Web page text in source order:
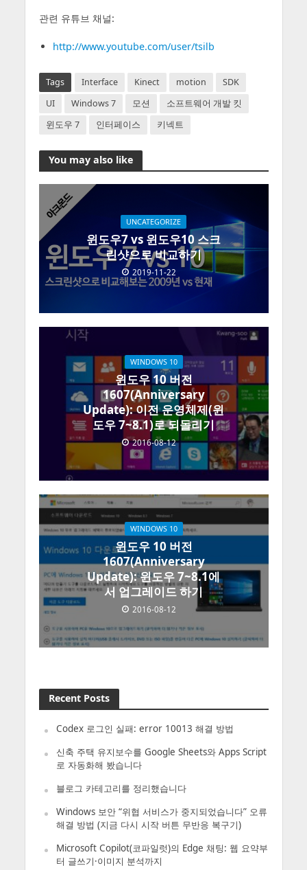
관련 유튜브 채널:
http://www.youtube.com/user/tsilb
Tags Interface Kinect motion
SDK
UI
Windows 7 모션
소프트웨어 개발 킷
윈도우 7
인터페이스 키넥트
You may also like
UNCATEGORIZE
윈도우7 vs 윈도우10 스크
린샷으로 비교하기
2019-11-22
WINDOWS 10
윈도우 10 버전
1607(Anniversary
Update): 이전 운영체제(윈
도우 7~8.1)로 되돌리기
2016-08-12
WINDOWS 10
윈도우 10 버전
1607(Anniversary
Update): 윈도우 7~8.1에
서 업그레이드 하기
2016-08-12
Recent Posts
Codex 로그인 실패: error 10013 해결 방법
신축 주택 유지보수를 Google Sheets와 Apps Script
로 자동화해 봤습니다
블로그 카테고리를 정리했습니다
Windows 보안 “위협 서비스가 중지되었습니다” 오류
해결 방법 (지금 다시 시작 버튼 무반응 복구기)
Microsoft Copilot(코파일럿)의 Edge 채팅: 웹 요약부
터 글쓰기·이미지 분석까지